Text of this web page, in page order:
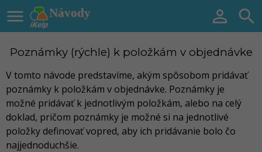
Návody
  
Poznámky (rýchle) k položkám v objednávke
V tomto návode predstavíme, akým spôsobom pridávať
poznámky k položkám v objednávke. Poznámky je
možné pridávať k jednotlivým položkám, alebo na celý
doklad, pričom poznámky je možné si na jednotlivé
položky definovať vopred, aby ich pridávanie bolo čo
najjednoduchšie.